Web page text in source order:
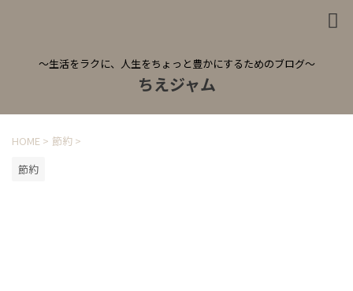
～生活をラクに、人生をちょっと豊かにするためのブログ～
ちえジャム
HOME > 節約 >
節約